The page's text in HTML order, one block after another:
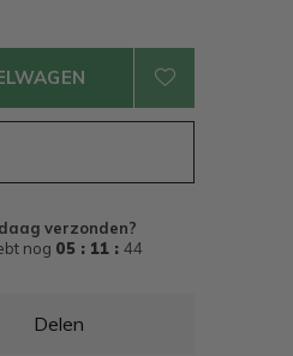
verzonden?
nog 05 : 11 : 43
Delen